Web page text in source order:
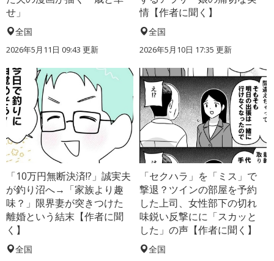
せ」
全国
2026年5月11日 09:43 更新
情【作者に聞く】
全国
2026年5月10日 17:35 更新
「10万円無断決済!?」誠実夫
が釣り沼へ→「家族より趣
味？」限界妻が突きつけた
離婚という結末【作者に聞
く】
全国
「セクハラ」を「ミス」で
撃退？ツインの部屋を予約
した上司、女性部下の切れ
味鋭い反撃にに「スカッと
した」の声【作者に聞く】
全国